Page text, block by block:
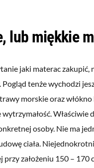
lub miękkie
jaki materac
Pogląd tenże wychodzi
morskie oraz
wytrzymałość.
osoby. Nie ma
ciała.
przy założeniu 150 – 170